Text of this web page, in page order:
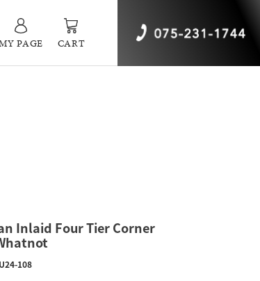
PAGE CART
Inlaid Four Tier Corner
U24-108